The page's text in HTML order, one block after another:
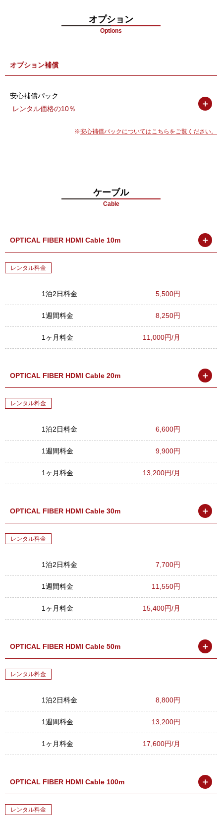
自動再生、Air Play対応
10W(8Ω) x2
定格消耗電力
保護機能
使用寿命
-20℃~+45℃
オプション
Options
オプション補償
安心補償パック
レンタル価格の10％
＋
安心補償パックについてはこちらをご覧ください。
ケーブル
Cable
OPTICAL FIBER HDMI Cable 10m ＋
レンタル料金
1泊2日料金 5,500円
1週間料金 8,250円
1ヶ月料金 11,000円/月
OPTICAL FIBER HDMI Cable 20m ＋
レンタル料金
1泊2日料金 6,600円
1週間料金 9,900円
1ヶ月料金 13,200円/月
OPTICAL FIBER HDMI Cable 30m ＋
レンタル料金
1泊2日料金 7,700円
1週間料金 11,550円
1ヶ月料金 15,400円/月
OPTICAL FIBER HDMI Cable 50m ＋
レンタル料金
1泊2日料金 8,800円
1週間料金 13,200円
1ヶ月料金 17,600円/月
OPTICAL FIBER HDMI Cable 100m ＋
レンタル料金